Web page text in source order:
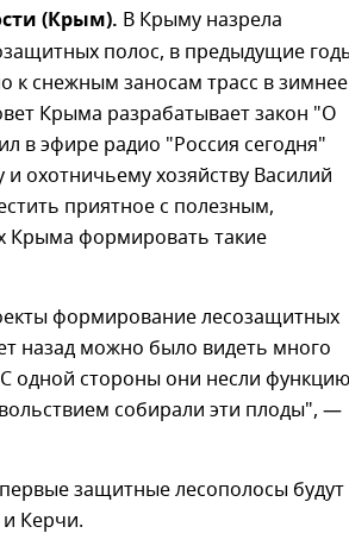
(Крым). В Крыму назрела
полос, в предыдущие
к снежным заносам трасс в зимнее
Крыма разрабатывает закон "О
в эфире радио "Россия сегодня"
охотничьему хозяйству Василий
приятное с полезным,
Крыма формировать такие
формирование лесозащитных
назад можно было видеть много
одной стороны они несли функцию
собирали эти плоды", —
защитные лесополосы будут
Керчи.